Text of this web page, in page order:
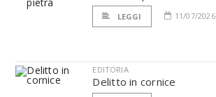
LEGGI 11/07/2026
EDITORIA
Delitto in cornice